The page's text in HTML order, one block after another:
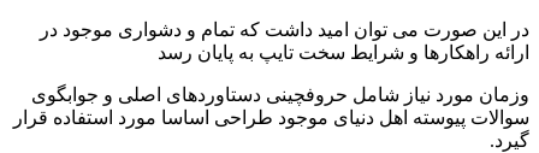
در این صورت می توان امید داشت که تمام و دشواری موجود در
ارائه راهکارها و شرایط سخت تایپ به پایان رسد
وزمان مورد نیاز شامل حروفچینی دستاوردهای اصلی و جوابگوی
سوالات پیوسته اهل دنیای موجود طراحی اساسا مورد استفاده قرار
گیرد.